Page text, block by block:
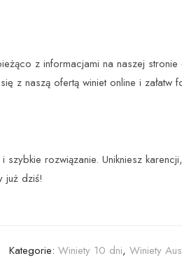
z informacjami na naszej
z naszą ofertą winiet online i załatw
szybkie rozwiązanie. Unikniesz
już dziś!
Kategorie: Winiety 10 dni, Winiety